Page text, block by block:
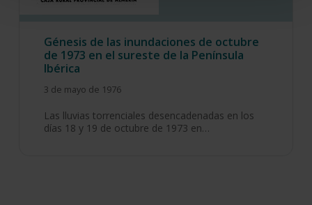
Génesis de las inundaciones de octubre
de 1973 en el sureste de la Península
Ibérica
3 de mayo de 1976
Las lluvias torrenciales desencadenadas en los
días 18 y 19 de octubre de 1973 en…